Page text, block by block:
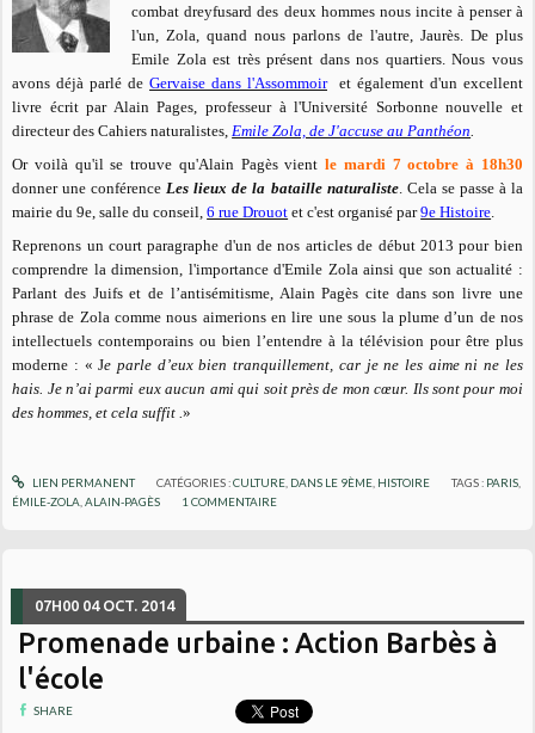
combat dreyfusard des deux hommes nous incite à penser à
l'un, Zola, quand nous parlons de l'autre, Jaurès. De plus
Emile Zola est très présent dans nos quartiers. Nous vous
avons déjà parlé deGervaise dans l'Assommoiret également d'un excellent
livre écrit par Alain Pages, professeur à l'Université Sorbonne nouvelle et
directeur des Cahiers naturalistes, Emile Zola, de J'accuse au Panthéon
Or voilà qu'il se trouve qu'Alain Pagès vientle mardi 7 octobre à 18h30
donner une conférenceLes lieux de la bataille naturaliste. Cela se passe à la
mairie du 9e, salle du conseil,6 rue Drouot et c'est organisé par9e Histoire.
Reprenons un court paragraphe d'un de nos articles de début 2013 pour bien
comprendre la dimension, l'importance d'Emile Zola ainsi que son actualité :
Parlant des Juifs et de l’antisémitisme, Alain Pagès cite dans son livre une
phrase de Zola comme nous aimerions en lire une sous la plume d’un de nos
intellectuels contemporains ou bien l’entendre à la télévision pour être plus
moderne : « Je parle d’eux bien tranquillement, car je ne les aime ni ne les
hais. Je n’ai parmi eux aucun ami qui soit près de mon cœur. Ils sont pour moi
des hommes, et cela suffit .»
LIEN PERMANENT CATÉGORIES :CULTURE, DANS LE 9ÈME, HISTOIRE TAGS : PARIS
ÉMILE-ZOLA ,ALAIN-PAGÈS 1 COMMENTAIRE
07H00 04 OCT. 2014
Promenade urbaine : Action Barbès à
l'école
SHARE